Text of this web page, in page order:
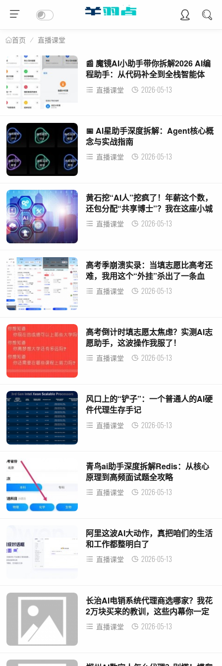
首页 直播课堂
📰 魔镜AI小助手带你拆解2026 AI编
程助手：从代码补全到全栈智能体
直播课堂 2026-05-13
📅 AI星助手深度拆解：Agent核心概
念与实战指南
直播课堂 2026-05-13
黄石挖“AI人”挖疯了！年薪这个数，
还包分配“共享博士”？我在这座小城
看到了未来
直播课堂 2026-05-13
高考季崩溃实录：当填志愿比高考还
难，我用这个“外挂”杀出了一条血
路！直播课堂 2026-05-13
高考倒计时填志愿太焦虑？实测AI志
愿助手，这波操作我服了！
直播课堂 2026-05-13
风口上的“铲子”：一个普通人的AI硬
件代理生存手记
直播课堂 2026-05-13
青鸟ai助手深度拆解Redis：从核心
原理到高频面试题全攻略
直播课堂 2026-05-13
阿里这波AI大动作，真把咱们的生活
和工作都整明白了
直播课堂 2026-05-13
长治AI电销系统代理商选哪家？我花
2万块买来的教训，这些内幕你一定
要知道！
直播课堂 2026-05-13